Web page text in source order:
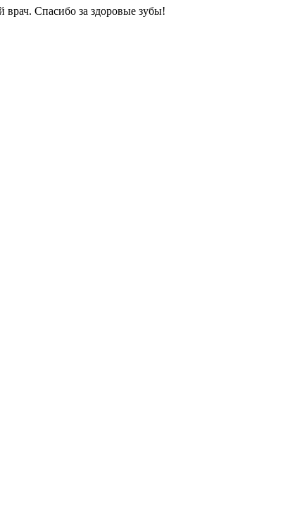
Спасибо за здоровые зубы!